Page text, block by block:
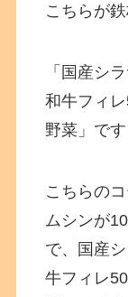
こちらが
「国産シ
和牛フィ
野菜」です
こちらの
ムシンが
で、国産
牛フィレ